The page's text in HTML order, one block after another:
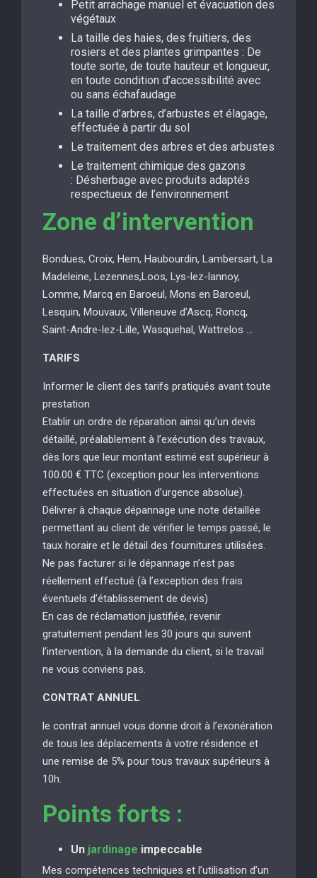
Petit arrachage manuel et évacuation des
végétaux
La taille des haies, des fruitiers, des
rosiers et des plantes grimpantes : De
toute sorte, de toute hauteur et longueur,
en toute condition d’accessibilité avec
ou sans échafaudage
La taille d’arbres, d’arbustes et élagage,
effectuée à partir du sol
Le traitement des arbres et des arbustes
Le traitement chimique des gazons
: Désherbage avec produits adaptés
respectueux de l’environnement
Zone d’intervention
Bondues, Croix, Hem, Haubourdin, Lambersart, La
Madeleine, Lezennes,Loos, Lys-lez-lannoy,
Lomme, Marcq en Baroeul, Mons en Baroeul,
Lesquin, Mouvaux, Villeneuve d’Ascq, Roncq,
Saint-Andre-lez-Lille, Wasquehal, Wattrelos …
TARIFS
Informer le client des tarifs pratiqués avant toute
prestation
Etablir un ordre de réparation ainsi qu’un devis
détaillé, préalablement à l’exécution des travaux,
dès lors que leur montant estimé est supérieur à
100.00 € TTC (exception pour les interventions
effectuées en situation d’urgence absolue).
Délivrer à chaque dépannage une note détaillée
permettant au client de vérifier le temps passé, le
taux horaire et le détail des fournitures utilisées.
Ne pas facturer si le dépannage n’est pas
réellement effectué (à l’exception des frais
éventuels d’établissement de devis)
En cas de réclamation justifiée, revenir
gratuitement pendant les 30 jours qui suivent
l’intervention, à la demande du client, si le travail
ne vous conviens pas.
CONTRAT ANNUEL
le contrat annuel vous donne droit à l’exonération
de tous les déplacements à votre résidence et
une remise de 5% pour tous travaux supérieurs à
10h.
Points forts :
Un jardinage impeccable
Mes compétences techniques et l’utilisation d’un